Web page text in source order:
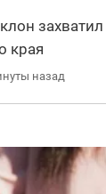
края
назад